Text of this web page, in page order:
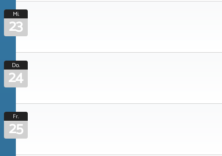
Mi.
23
Do.
24
Fr.
25